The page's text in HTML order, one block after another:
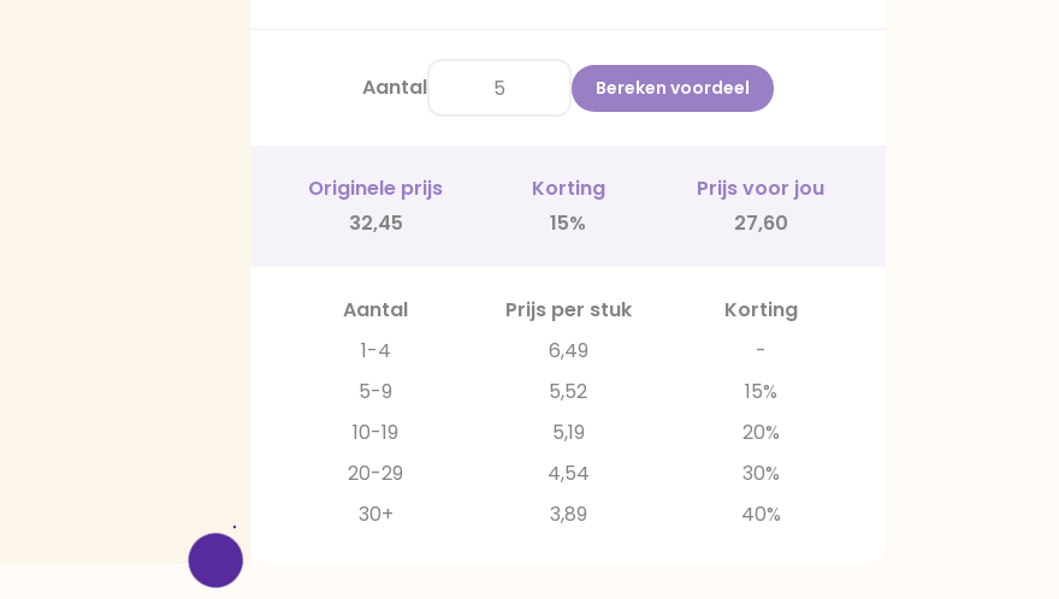
Aantal Bereken voordeel
Originele prijs Korting
Prijs voor jou
32,45
15% 27,60
Aantal Prijs per stuk
Korting
1-4
6,49
-
5-9
5,52
15%
10-19
5,19
20%
20-29
4,54
30%
30+
3,89 40%